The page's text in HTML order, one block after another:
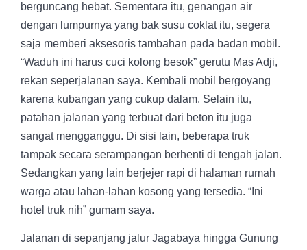
berguncang hebat. Sementara itu, genangan air
dengan lumpurnya yang bak susu coklat itu, segera
saja memberi aksesoris tambahan pada badan mobil.
“Waduh ini harus cuci kolong besok” gerutu Mas Adji,
rekan seperjalanan saya. Kembali mobil bergoyang
karena kubangan yang cukup dalam. Selain itu,
patahan jalanan yang terbuat dari beton itu juga
sangat mengganggu. Di sisi lain, beberapa truk
tampak secara serampangan berhenti di tengah jalan.
Sedangkan yang lain berjejer rapi di halaman rumah
warga atau lahan-lahan kosong yang tersedia. “Ini
hotel truk nih” gumam saya.
Jalanan di sepanjang jalur Jagabaya hingga Gunung